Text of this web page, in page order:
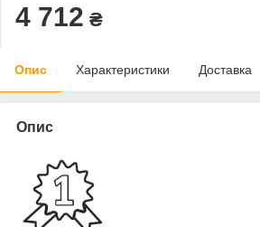
4 712 ₴
Опис Характеристики Доставка
Опис